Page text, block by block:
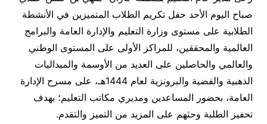
صباح اليوم الأحد حفل تكريم الطلاب المتميزين في الأنشطة
الطلابية على مستوى وزارة التعليم والإدارة العامة والبرامج
العالمية والمحققين، للمراكز الأولى على المستوى الوطني
والعالمي والحاصلين على العديد من الأوسمة والميداليات
الذهبية والفضية والبرونزية لعام 1444هـ، على مسرح الإدارة
العامة، بحضور المساعدين ومديري مكاتب التعليم؛ بهدف
تحفيز الطلبة وحثهم على المزيد من التميز والتقدم.